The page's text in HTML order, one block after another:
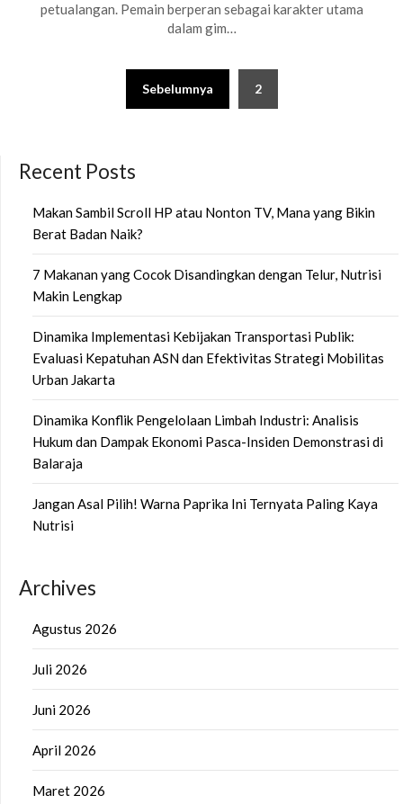
petualangan. Pemain berperan sebagai karakter utama
dalam gim…
Sebelumnya 2
Recent Posts
Makan Sambil Scroll HP atau Nonton TV, Mana yang Bikin
Berat Badan Naik?
7 Makanan yang Cocok Disandingkan dengan Telur, Nutrisi
Makin Lengkap
Dinamika Implementasi Kebijakan Transportasi Publik:
Evaluasi Kepatuhan ASN dan Efektivitas Strategi Mobilitas
Urban Jakarta
Dinamika Konflik Pengelolaan Limbah Industri: Analisis
Hukum dan Dampak Ekonomi Pasca-Insiden Demonstrasi di
Balaraja
Jangan Asal Pilih! Warna Paprika Ini Ternyata Paling Kaya
Nutrisi
Archives
Agustus 2026
Juli 2026
Juni 2026
April 2026
Maret 2026